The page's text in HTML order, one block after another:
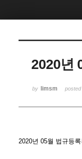
2020년
by limsm posted
2020년 05월 법규등록
북5
북5